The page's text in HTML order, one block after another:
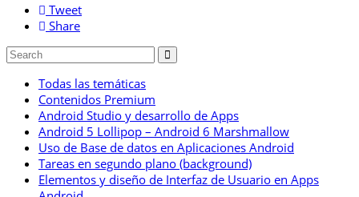
Tweet
Share
Todas las temáticas
Contenidos Premium
Android Studio y desarrollo de Apps
Android 5 Lollipop – Android 6 Marshmallow
Uso de Base de datos en Aplicaciones Android
Tareas en segundo plano (background)
Elementos y diseño de Interfaz de Usuario en Apps